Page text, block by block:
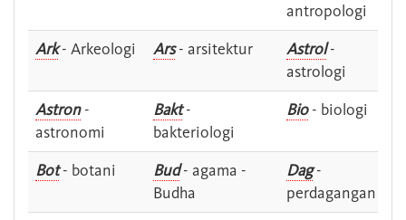
antropologi
Ark- Arkeologi Ars- arsitektur Astrol-
astrologi
Astron-
astronomi
Bakt-
bakteriologi
Bio- biologi
Bot- botani Bud- agama -
Budha
Dag-
perdagangan